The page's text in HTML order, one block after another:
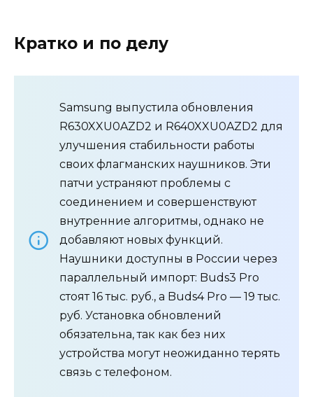
Кратко и по делу
Samsung выпустила обновления
R630XXU0AZD2 и R640XXU0AZD2 для
улучшения стабильности работы
своих флагманских наушников. Эти
патчи устраняют проблемы с
соединением и совершенствуют
внутренние алгоритмы, однако не
добавляют новых функций.
Наушники доступны в России через
параллельный импорт: Buds3 Pro
стоят 16 тыс. руб., а Buds4 Pro — 19 тыс.
руб. Установка обновлений
обязательна, так как без них
устройства могут неожиданно терять
связь с телефоном.